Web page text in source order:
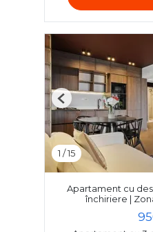
1 /15
Previous
Apartament cu
închiriere |